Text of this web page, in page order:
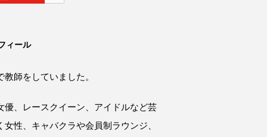
ィール
教師をしていました。
優、レースクイーン、アイドルなど芸
女性、キャバクラや会員制ラウンジ、